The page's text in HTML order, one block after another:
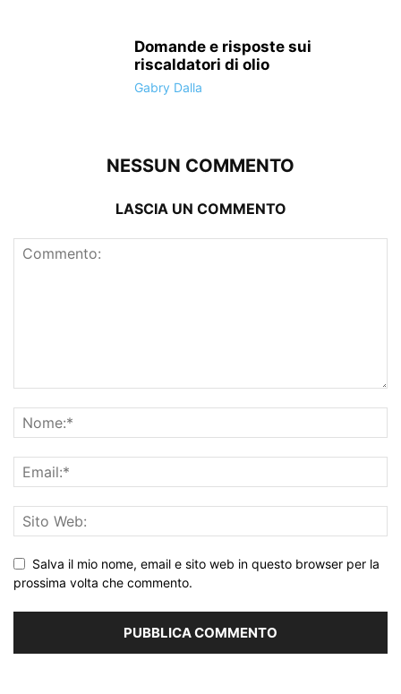
Domande e risposte sui
riscaldatori di olio
Gabry Dalla
NESSUN COMMENTO
LASCIA UN COMMENTO
Salva il mio nome, email e sito web in questo browser per la
prossima volta che commento.